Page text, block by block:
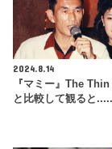
2024.8.14
『マミー』The
と比較して観ると